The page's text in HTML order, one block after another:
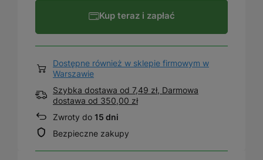
Kup teraz i zapłać
Dostępne również w sklepie firmowym w
Warszawie
Szybka dostawa od 7,49 zł, Darmowa
dostawa od 350,00 zł
Zwroty do 15 dni
Bezpieczne zakupy